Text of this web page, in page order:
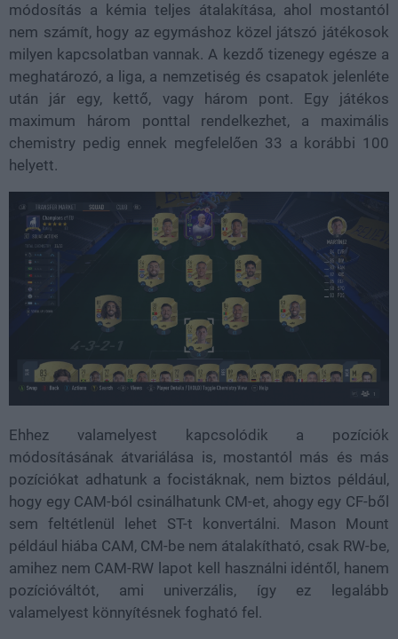
módosítás a kémia teljes átalakítása, ahol mostantól
nem számít, hogy az egymáshoz közel játszó játékosok
milyen kapcsolatban vannak. A kezdő tizenegy egésze a
meghatározó, a liga, a nemzetiség és csapatok jelenléte
után jár egy, kettő, vagy három pont. Egy játékos
maximum három ponttal rendelkezhet, a maximális
chemistry pedig ennek megfelelően 33 a korábbi 100
helyett.
Ehhez valamelyest kapcsolódik a pozíciók
módosításának átvariálása is, mostantól más és más
pozíciókat adhatunk a focistáknak, nem biztos például,
hogy egy CAM-ból csinálhatunk CM-et, ahogy egy CF-ből
sem feltétlenül lehet ST-t konvertálni. Mason Mount
például hiába CAM, CM-be nem átalakítható, csak RW-be,
amihez nem CAM-RW lapot kell használni idéntől, hanem
pozícióváltót, ami univerzális, így ez legalább
valamelyest könnyítésnek fogható fel.